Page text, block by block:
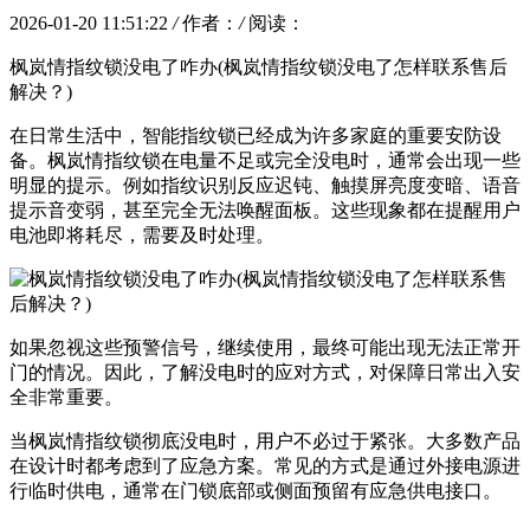
2026-01-20 11:51:22 / 作者： / 阅读：
枫岚情指纹锁没电了咋办(枫岚情指纹锁没电了怎样联系售后
解决？)
在日常生活中，智能指纹锁已经成为许多家庭的重要安防设
备。枫岚情指纹锁在电量不足或完全没电时，通常会出现一些
明显的提示。例如指纹识别反应迟钝、触摸屏亮度变暗、语音
提示音变弱，甚至完全无法唤醒面板。这些现象都在提醒用户
电池即将耗尽，需要及时处理。
如果忽视这些预警信号，继续使用，最终可能出现无法正常开
门的情况。因此，了解没电时的应对方式，对保障日常出入安
全非常重要。
当枫岚情指纹锁彻底没电时，用户不必过于紧张。大多数产品
在设计时都考虑到了应急方案。常见的方式是通过外接电源进
行临时供电，通常在门锁底部或侧面预留有应急供电接口。